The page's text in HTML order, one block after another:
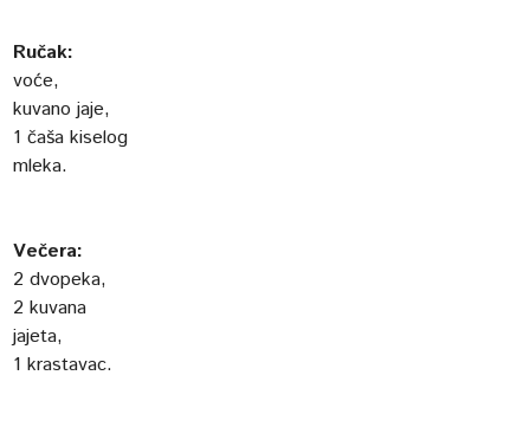
Ručak:
voće,
kuvano jaje,
1 čaša kiselog
mleka.
Večera:
2 dvopeka,
2 kuvana
jajeta,
1 krastavac.